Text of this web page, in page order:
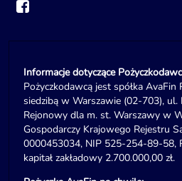
Informacje dotyczące
Pożyczkodawcą jest spółka AvaFin
siedzibą w Warszawie (02-703),
Rejonowy dla m. st. Warszawy w
Gospodarczy Krajowego Rejestru
0000453034, NIP 525-254-89-58,
kapitał zakładowy 2.700.000,00 zł.